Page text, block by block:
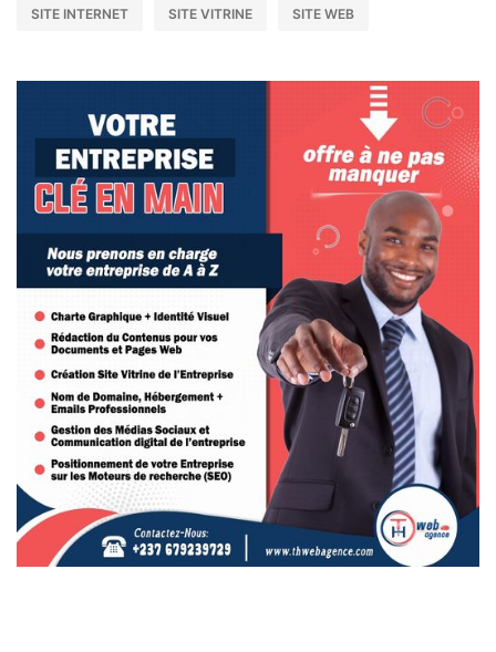
SITE INTERNET SITE VITRINE SITE WEB